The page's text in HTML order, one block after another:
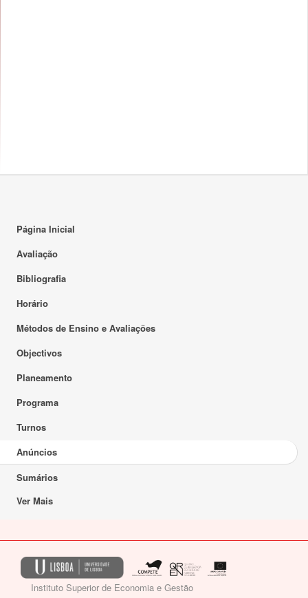
Página Inicial
Avaliação
Bibliografia
Horário
Métodos de Ensino e Avaliações
Objectivos
Planeamento
Programa
Turnos
Anúncios
Sumários
Ver Mais
Instituto Superior de Economia e Gestão